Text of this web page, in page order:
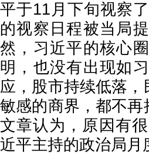
平于11月下旬视察
的视察日程被当局
然，习近平的核心
明，也没有出现如
应，股市持续低落
敏感的商界，都不
文章认为，原因有
近平主持的政治局